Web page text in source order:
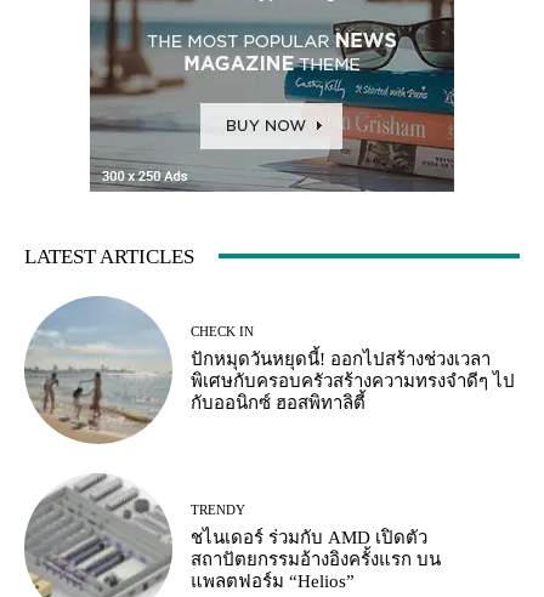
LATEST ARTICLES
CHECK IN
ปักหมุดวันหยุดนี้! ออกไปสร้างช่วงเวลา
พิเศษกับครอบครัวสร้างความทรงจำดีๆ ไป
กับออนิกซ์ ฮอสพิทาลิตี้
TRENDY
ชไนเดอร์ ร่วมกับ AMD เปิดตัว
สถาปัตยกรรมอ้างอิงครั้งแรก บน
แพลตฟอร์ม “Helios”